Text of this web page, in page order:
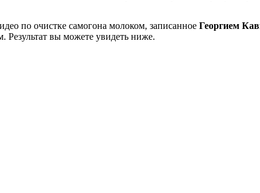
по очистке самогона молоком, записанное Георгием
Результат вы можете увидеть ниже.